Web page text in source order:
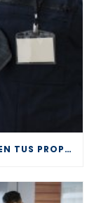
INCLUYE LA LIMPIEZA PROFESIONAL EN TUS PROPÓSITOS DE AÑO NUEVO 2026